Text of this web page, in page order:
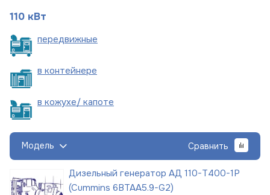
110 кВт
передвижные
в контейнере
в кожухе/ капоте
Модель Сравнить
Дизельный генератор АД 110-Т400-1Р
(Cummins 6BTAA5.9-G2)